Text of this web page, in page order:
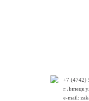
+7 (4742)
г.Липецк
e-mail: